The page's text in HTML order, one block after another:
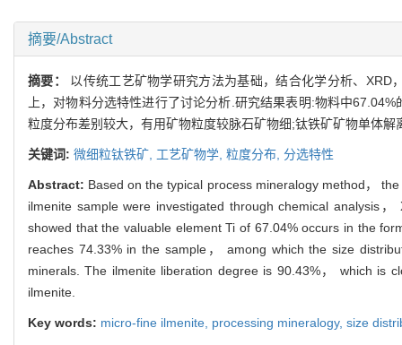
摘要/Abstract
摘要： 以传统工艺矿物学研究方法为基础，结合化学分析、
上，对物料分选特性进行了讨论分析.研究结果表明:物料中
粒度分布差别较大，有用矿物粒度较脉石矿物细;钛铁矿矿物单体
关键词: 微细粒钛铁矿, 工艺矿物学, 粒度分布, 分选特性
Abstract: Based on the typical process mineralogy method，
ilmenite sample were investigated through chemical analysis
showed that the valuable element Ti of 67.04% occurs in the
reaches 74.33% in the sample， among which the size
minerals. The ilmenite liberation degree is 90.43%， which is
ilmenite.
Key words: micro-fine ilmenite, processing mineralogy, size